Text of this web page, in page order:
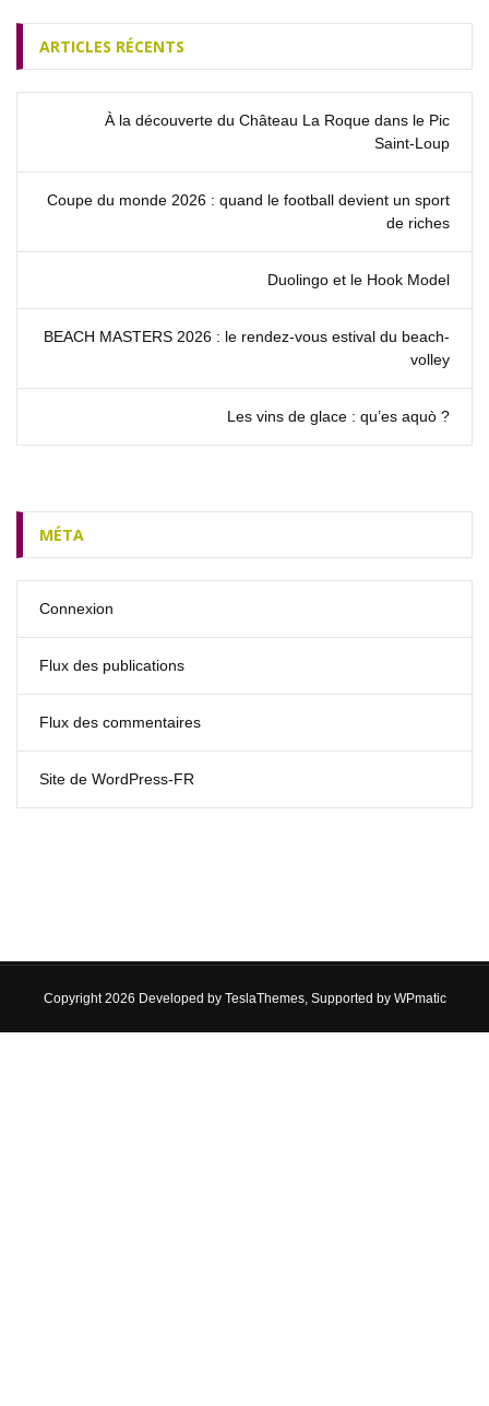
ARTICLES RÉCENTS
À la découverte du Château La Roque dans le Pic
Saint‑Loup
Coupe du monde 2026 : quand le football devient un sport
de riches
Duolingo et le Hook Model
BEACH MASTERS 2026 : le rendez‑vous estival du beach-
volley
Les vins de glace : qu’es aquò ?
MÉTA
Connexion
Flux des publications
Flux des commentaires
Site de WordPress-FR
Copyright 2026 Developed by TeslaThemes, Supported by WPmatic